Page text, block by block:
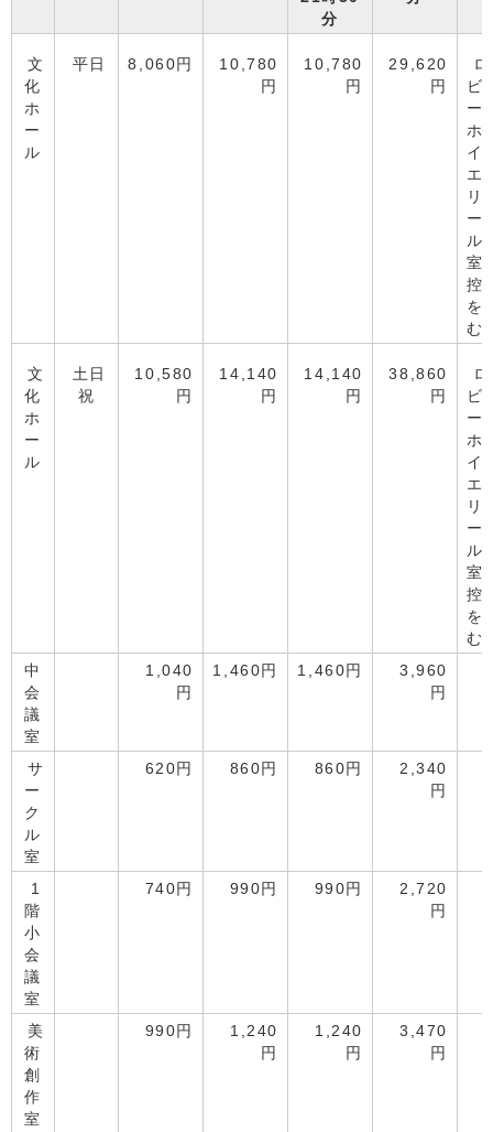
分
文
化
ホ
ー
ル
平日 8,060円
10,780
円
10,780
円
29,620
円
ロ
ビ
ー
ホ
イ
エ
リ
ー
ル
室
控
を
む
文
化
ホ
ー
ル
土日
祝
10,580
円
14,140
円
14,140
円
38,860
円
ロ
ビ
ー
ホ
イ
エ
リ
ー
ル
室
控
を
む
中
会
議
室
1,040
円
1,460円 1,460円
3,960
円
サ
ー
ク
ル
室
620円 860円 860円
2,340
円
1
階
小
会
議
室
740円 990円 990円
2,720
円
美
術
創
作
室
990円
1,240
円
1,240
円
3,470
円